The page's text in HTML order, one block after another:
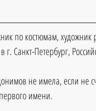
по костюмам,
г. Санкт-Петербург,
не имела, если не
имени.